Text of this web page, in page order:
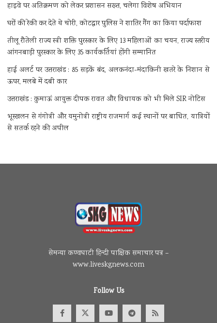
हाइवे पर अतिक्रमण को लेकर प्रशासन सख्त, चलेगा विशेष अभियान
घरों की रेकी कर देते थे चोरी, कोटद्वार पुलिस ने शातिर गैंग का किया पर्दाफाश
तीलू रौतेली राज्य स्त्री शक्ति पुरस्कार के लिए 13 महिलाओं का चयन, राज्य स्तरीय
आंगनबाड़ी पुरस्कार के लिए 35 कार्यकर्तियां होंगी सम्मानित
हाई अलर्ट पर उत्तराखंड : 85 सड़कें बंद, अलकनंदा-मंदाकिनी खतरे के निशान से
ऊपर, मलबे में दबी कार
उत्तराखंड : कुमाऊं आयुक्त दीपक रावत और विधायक को भी मिले SIR नोटिस
भूस्खलन से गंगोत्री और यमुनोत्री राष्ट्रीय राजमार्ग कई स्थानों पर बाधित, यात्रियों
से सतर्क रहने की अपील
सेमन्या कण्वघाटी हिन्दी पाक्षिक समाचार पत्र –
www.liveskgnews.com
Follow Us